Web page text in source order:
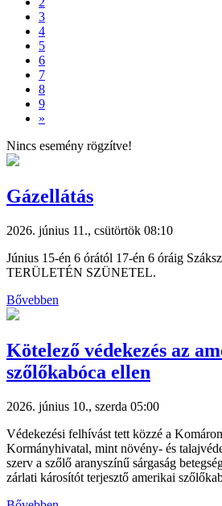
3
4
5
6
7
8
9
»
Nincs esemény rögzítve!
Gázellátás
2026. június 11., csütörtök 08:10
Június 15-én 6 órától 17-én 6 óráig
TERÜLETÉN SZÜNETEL.
Bővebben
Kötelező védekezés az
szőlőkabóca ellen
2026. június 10., szerda 05:00
Védekezési felhívást tett közzé a
Kormányhivatal, mint növény- és
szerv a szőlő aranyszínű sárgaság
zárlati károsítót terjesztő amerikai